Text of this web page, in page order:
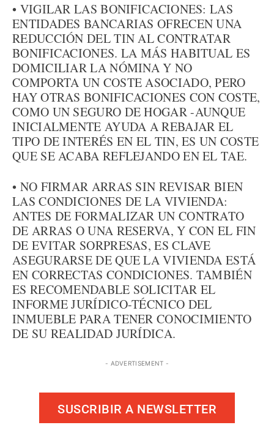
• VIGILAR LAS BONIFICACIONES: LAS
ENTIDADES BANCARIAS OFRECEN UNA
REDUCCIÓN DEL TIN AL CONTRATAR
BONIFICACIONES. LA MÁS HABITUAL ES
DOMICILIAR LA NÓMINA Y NO
COMPORTA UN COSTE ASOCIADO, PERO
HAY OTRAS BONIFICACIONES CON COSTE,
COMO UN SEGURO DE HOGAR -AUNQUE
INICIALMENTE AYUDA A REBAJAR EL
TIPO DE INTERÉS EN EL TIN, ES UN COSTE
QUE SE ACABA REFLEJANDO EN EL TAE.
• NO FIRMAR ARRAS SIN REVISAR BIEN
LAS CONDICIONES DE LA VIVIENDA:
ANTES DE FORMALIZAR UN CONTRATO
DE ARRAS O UNA RESERVA, Y CON EL FIN
DE EVITAR SORPRESAS, ES CLAVE
ASEGURARSE DE QUE LA VIVIENDA ESTÁ
EN CORRECTAS CONDICIONES. TAMBIÉN
ES RECOMENDABLE SOLICITAR EL
INFORME JURÍDICO-TÉCNICO DEL
INMUEBLE PARA TENER CONOCIMIENTO
DE SU REALIDAD JURÍDICA.
- ADVERTISEMENT -
SUSCRIBIR A NEWSLETTER